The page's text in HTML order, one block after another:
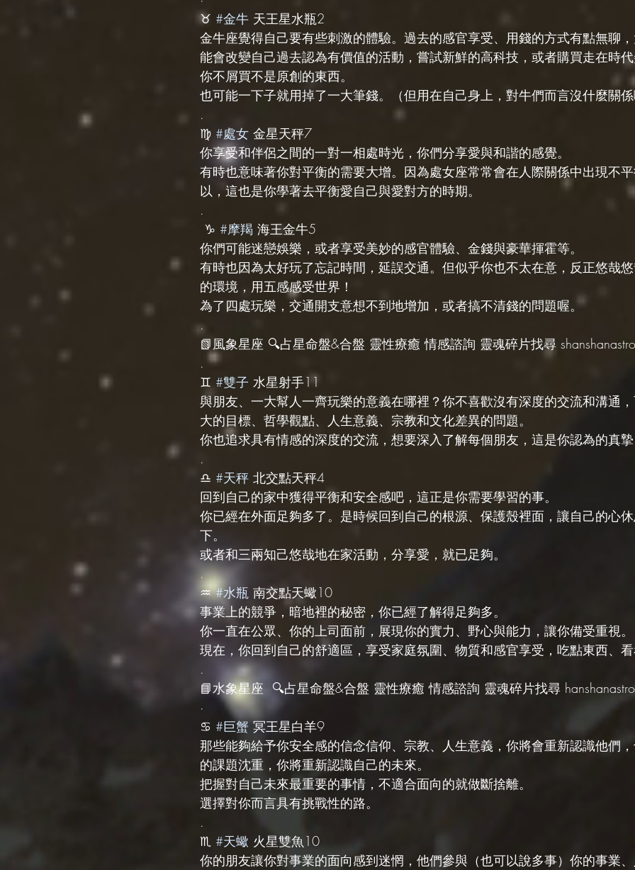
♉️ #金牛 天王星水瓶2
金牛座覺得自己要有些刺激的體驗。過去的感官享受、用錢的方式有點無聊
能會改變自己過去認為有價值的活動，嘗試新鮮的高科技，或者購買走在時
你不屑買不是原創的東西。
也可能一下子就用掉了一大筆錢。（但用在自己身上，對牛們而言沒什麼關
.
♍️ #處女 金星天秤7
你享受和伴侶之間的一對一相處時光，你們分享愛與和諧的感覺。
有時也意味著你對平衡的需要大增。因為處女座常常會在人際關係中出現不
以，這也是你學著去平衡愛自己與愛對方的時期。
.
♑️ #摩羯 海王金牛5
你們可能迷戀娛樂，或者享受美妙的感官體驗、金錢與豪華揮霍等。
有時也因為太好玩了忘記時間，延誤交通。但似乎你也不太在意，反正悠哉
的環境，用五感感受世界！
為了四處玩樂，交通開支意想不到地增加，或者搞不清錢的問題喔。
.
📗風象星座 🔍占星命盤&合盤 靈性療癒 情感諮詢 靈魂碎片找尋
.
♊️ #雙子 水星射手11
與朋友、一大幫人一齊玩樂的意義在哪裡？你不喜歡沒有深度的交流和溝通
大的目標、哲學觀點、人生意義、宗教和文化差異的問題。
你也追求具有情感的深度的交流，想要深入了解每個朋友，這是你認為的真
.
♎️ #天秤 北交點天秤4
回到自己的家中獲得平衡和安全感吧，這正是你需要學習的事。
你已經在外面足夠多了。是時候回到自己的根源、保護殼裡面，讓自己的心
下。
或者和三兩知己悠哉地在家活動，分享愛，就已足夠。
.
♒️ #水瓶 南交點天蠍10
事業上的競爭，暗地裡的秘密，你已經了解得足夠多。
你一直在公眾、你的上司面前，展現你的實力、野心與能力，讓你備受重視。
現在，你回到自己的舒適區，享受家庭氛圍、物質和感官享受，吃點東西、
.
📘水象星座  🔍占星命盤&合盤 靈性療癒 情感諮詢 靈魂碎片找尋
·
♋️ #巨蟹 冥王星白羊9
那些能夠給予你安全感的信念信仰、宗教、人生意義，你將會重新認識他們
的課題沈重，你將重新認識自己的未來。
把握對自己未來最重要的事情，不適合面向的就做斷捨離。
選擇對你而言具有挑戰性的路。
.
♏️ #天蠍 火星雙魚10
你的朋友讓你對事業的面向感到迷惘，他們參與（也可以說多事）你的事業